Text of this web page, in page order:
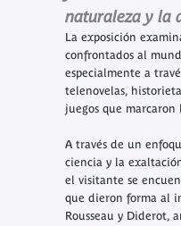
naturaleza y la
La exposición
confrontados al
especialmente a
telenovelas,
juegos que marcaron
A través de un
ciencia y la
el visitante se
que dieron forma al
Rousseau y Diderot,